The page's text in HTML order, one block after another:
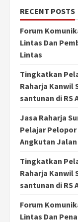
RECENT POSTS
Forum
Lintas Dan
Lintas
Tingkatkan
Raharja Kanwil
santunan di RS
Jasa Raharja
Pelajar
Angkutan
Tingkatkan
Raharja Kanwil
santunan di RS
Forum
Lintas Dan